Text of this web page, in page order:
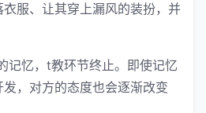
服、让其穿上漏风的装扮，并
记忆，t教环节终止。即使记忆
，对方的态度也会逐渐改变